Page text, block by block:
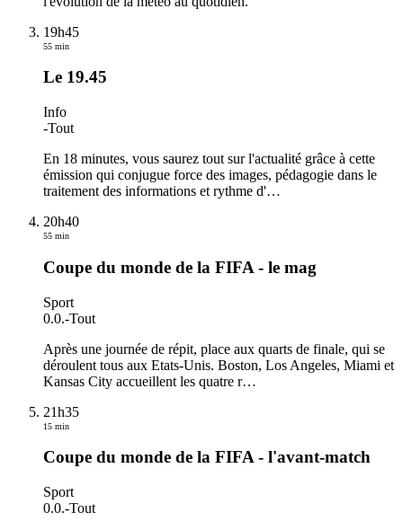
19h45
55 min
Le 19.45
Info
-Tout
En 18 minutes, vous saurez tout sur l'actualité grâce à cette
émission qui conjugue force des images, pédagogie dans le
traitement des informations et rythme d'…
20h40
55 min
Coupe du monde de la FIFA - le mag
Sport
0.0.-Tout
Après une journée de répit, place aux quarts de finale, qui se
déroulent tous aux Etats-Unis. Boston, Los Angeles, Miami et
Kansas City accueillent les quatre r…
21h35
15 min
Coupe du monde de la FIFA - l'avant-match
Sport
0.0.-Tout